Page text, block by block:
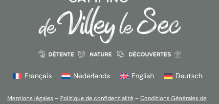
Français Nederlands English Deutsch
Mentions légales– Politique de confidentialité – Conditions Générales de